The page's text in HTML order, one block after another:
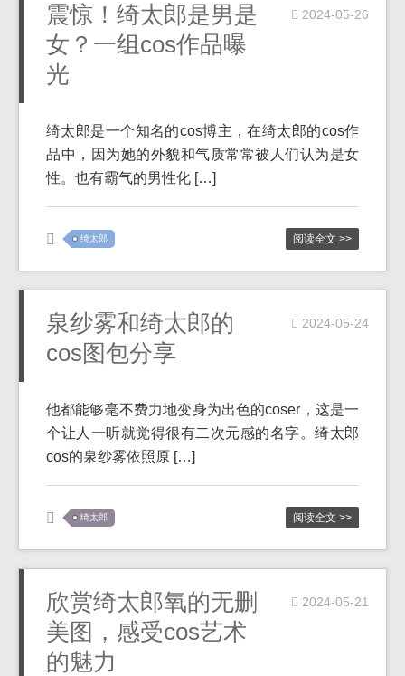
震惊！绮太郎是男是
女？一组cos作品曝
光
2024-05-26
绮太郎是一个知名的cos博主，在绮太郎的cos作
品中，因为她的外貌和气质常常被人们认为是女
性。也有霸气的男性化 […]
绮太郎 阅读全文 >>
泉纱雾和绮太郎的
cos图包分享
2024-05-24
他都能够毫不费力地变身为出色的coser，这是一
个让人一听就觉得很有二次元感的名字。绮太郎
cos的泉纱雾依照原 […]
绮太郎 阅读全文 >>
欣赏绮太郎氧的无删
美图，感受cos艺术
的魅力
2024-05-21